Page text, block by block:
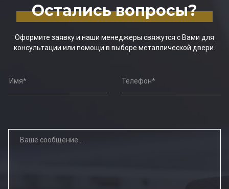
Остались вопросы?
Оформите заявку и наши менеджеры свяжутся с Вами для
консультации или помощи в выборе металлической двери.